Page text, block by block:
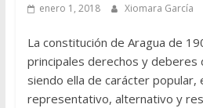
enero 1, 2018 Xiomara García
La constitución de Aragua de
principales derechos y deberes
siendo ella de carácter popular,
representativo, alternativo y